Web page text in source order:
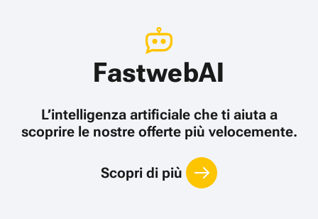
FastwebAI
L’intelligenza artificiale che ti aiuta a
scoprire le nostre offerte più velocemente.
Scopri di più